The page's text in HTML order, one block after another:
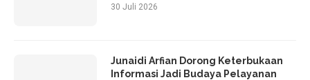
30 Juli 2026
Junaidi Arfian Dorong Keterbukaan
Informasi Jadi Budaya Pelayanan